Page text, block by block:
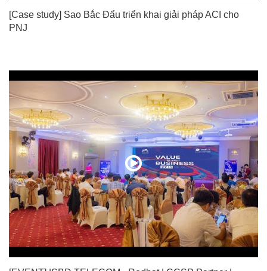
[Case study] Sao Bắc Đẩu triển khai giải pháp ACI cho
PNJ